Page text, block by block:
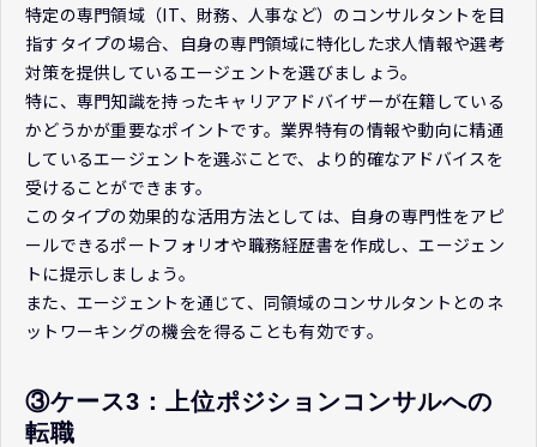
特定の専門領域（IT、財務、人事など）のコンサルタントを目
指すタイプの場合、自身の専門領域に特化した求人情報や選考
対策を提供しているエージェントを選びましょう。
特に、専門知識を持ったキャリアアドバイザーが在籍している
かどうかが重要なポイントです。業界特有の情報や動向に精通
しているエージェントを選ぶことで、より的確なアドバイスを
受けることができます。
このタイプの効果的な活用方法としては、自身の専門性をアピ
ールできるポートフォリオや職務経歴書を作成し、エージェン
トに提示しましょう。
また、エージェントを通じて、同領域のコンサルタントとのネ
ットワーキングの機会を得ることも有効です。
③ケース3：上位ポジションコンサルへの
転職